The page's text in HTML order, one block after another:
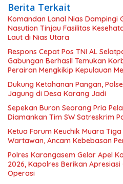
Berita Terkait
Komandan Lanal Nias Dampingi
Nasution Tinjau Fasilitas
Laut di Nias Utara
Respons Cepat Pos TNI AL
Gabungan Berhasil Temukan
Perairan Mengkikip Kepulauan
Dukung Ketahanan Pangan,
Jagung di Desa Karang Jadi
Sepekan Buron Seorang Pria
Diamankan Tim SW Satreskrim
Ketua Forum Keuchik Muara
Wartawan, Ancam Kebebasan
Polres Karangasem Gelar Apel
2026, Kapolres Berikan
Operasi